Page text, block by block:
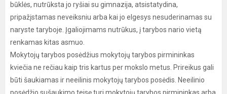
būklės, nutrūksta jo ryšiai su gimnazija, atsistatydina,
pripažįstamas neveiksniu arba kai jo elgesys nesuderinamas su
naryste taryboje. Įgaliojimams nutrūkus, į tarybos nario vietą
renkamas kitas asmuo.
Mokytojų tarybos posėdžius mokytojų tarybos pirmininkas
kviečia ne rečiau kaip tris kartus per mokslo metus. Prireikus gali
būti šaukiamas ir neeilinis mokytojų tarybos posėdis. Neeilinio